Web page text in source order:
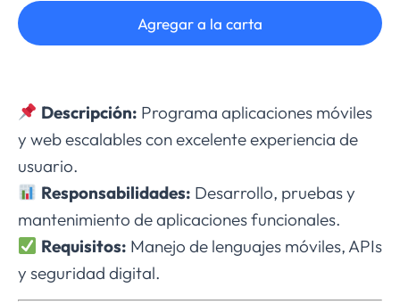
Agregar a la carta
Descripción: Programa aplicaciones móviles
y web escalables con excelente experiencia de
usuario.
Responsabilidades: Desarrollo, pruebas y
mantenimiento de aplicaciones funcionales.
Requisitos: Manejo de lenguajes móviles, APIs
y seguridad digital.